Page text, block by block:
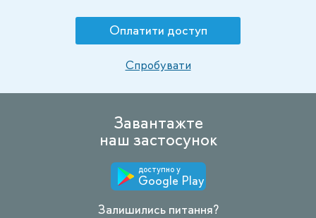
Оплатити доступ
Спробувати
Завантажте
наш застосунок
доступно у
Google Play
Залишились питання?